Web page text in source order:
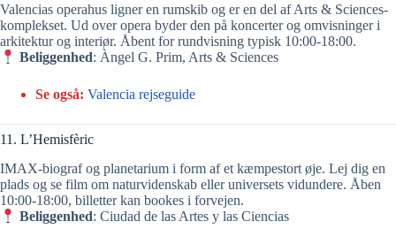
Valencias operahus ligner en rumskib og er en del af Arts & Sciences-
komplekset. Ud over opera byder den på koncerter og omvisninger i
arkitektur og interiør. Åbent for rundvisning typisk 10:00‑18:00.
Beliggenhed: Àngel G. Prim, Arts & Sciences
Se også: Valencia rejseguide
11. L’Hemisfèric
IMAX-biograf og planetarium i form af et kæmpestort øje. Lej dig en
plads og se film om naturvidenskab eller universets vidundere. Åben
10:00‑18:00, billetter kan bookes i forvejen.
Beliggenhed: Ciudad de las Artes y las Ciencias